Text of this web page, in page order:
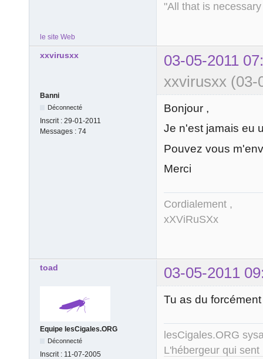
"All that is
le site Web
xxvirusxx
03-05-2011
xxvirusxx (03-
Banni
Déconnecté
Inscrit : 29-01-2011
Messages : 74
Bonjour ,
Je n'est jamais eu
Pouvez vous
Merci
Cordialement ,
xXViRuSXx
toad 03-05-2011
Equipe lesCigales.ORG
Déconnecté
Inscrit : 11-07-2005
Tu as du
lesCigales.ORG
L'hébergeur qui